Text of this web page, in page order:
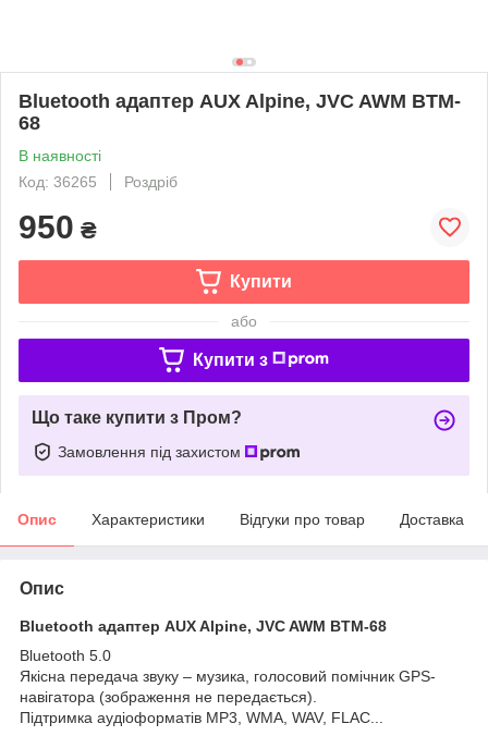
Bluetooth адаптер AUX Alpine, JVC AWM BTM-
68
В наявності
Код: 36265
Роздріб
950 ₴
Купити
або
Купити з
Що таке купити з Пром?
Замовлення під захистом
Опис Характеристики Відгуки про товар Доставка
Опис
Bluetooth адаптер AUX Alpine, JVC AWM BTM-68
Bluetooth 5.0
Якісна передача звуку – музика, голосовий помічник GPS-
навігатора (зображення не передається).
Підтримка аудіоформатів MP3, WMA, WAV, FLAC...